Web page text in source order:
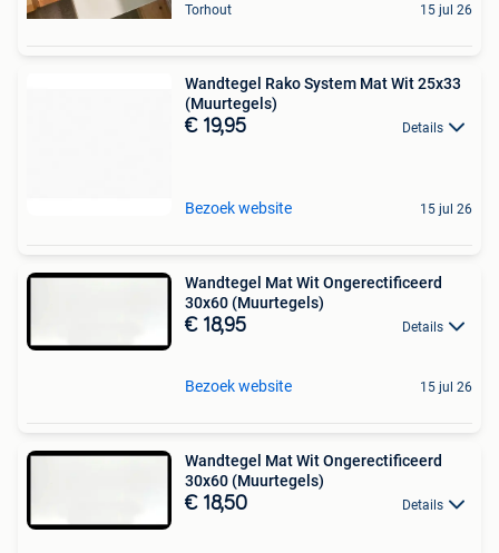
Torhout 15 jul 26
Wandtegel Rako System Mat Wit 25x33
(Muurtegels)
€ 19,95 Details
Bezoek website 15 jul 26
Wandtegel Mat Wit Ongerectificeerd
30x60 (Muurtegels)
€ 18,95 Details
Bezoek website 15 jul 26
Wandtegel Mat Wit Ongerectificeerd
30x60 (Muurtegels)
€ 18,50 Details